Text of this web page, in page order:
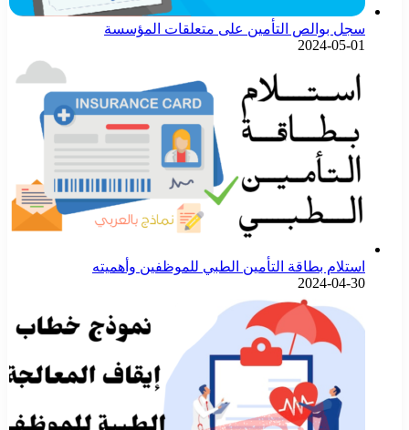
سجل بوالص التأمين على متعلقات المؤسسة
2024-05-01
استلام بطاقة التأمين الطبي للموظفين وأهميته
2024-04-30